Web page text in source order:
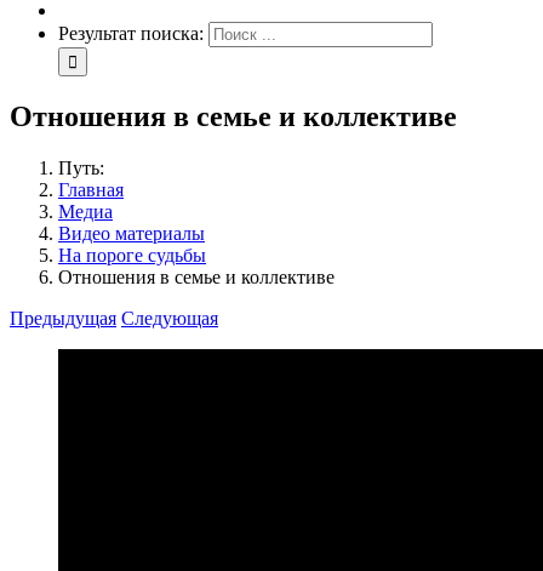
Результат поиска:
Отношения в семье и коллективе
Путь:
Главная
Медиа
Видео материалы
На пороге судьбы
Отношения в семье и коллективе
Предыдущая Следующая